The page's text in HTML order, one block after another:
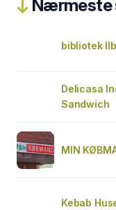
Nærmeste
bibliotek
Delicasa
Sandwich
MIN
Kebab